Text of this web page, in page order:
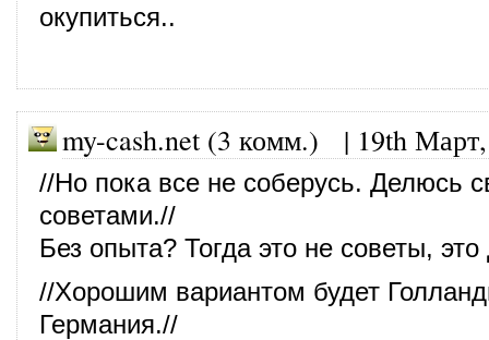
окупиться..
my-cash.net (3 комм.) | 19th
//Но пока все не соберусь. Делюсь
советами.//
Без опыта? Тогда это не советы,
//Хорошим вариантом будет
Германия.//